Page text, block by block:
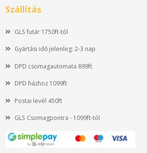
Szállítás
GLS futár 1750ft-tól
Gyártási idő jelenleg: 2-3 nap
DPD csomagautomata 899ft
DPD házhoz 1099ft
Postai levél 450ft
GLS Csomagpontra - 1099ft-tól